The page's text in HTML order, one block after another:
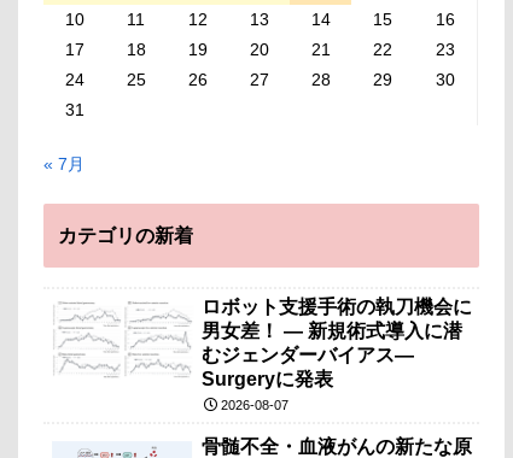
10
11 12 13 14 15
16
17
18 19 20 21 22
23
24
25 26 27 28 29
30
31
« 7月
カテゴリの新着
ロボット支援手術の執刀機会に
男女差！ — 新規術式導入に潜
むジェンダーバイアス—
Surgeryに発表
2026-08-07
骨髄不全・血液がんの新たな原